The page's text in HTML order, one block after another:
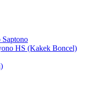
HS (Kakek Boncel)